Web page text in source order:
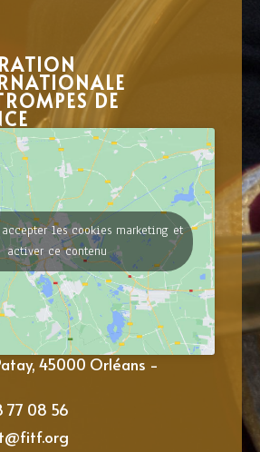
DE
les cookies marketing et
activer ce contenu
45000 Orléans -
77 08 56